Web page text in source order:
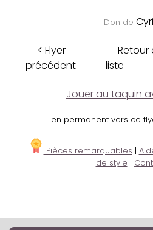
Don de
< Flyer
précédent
Retour
liste
Jouer au taquin
Lien permanent vers ce
Pièces remarquables |
de style |